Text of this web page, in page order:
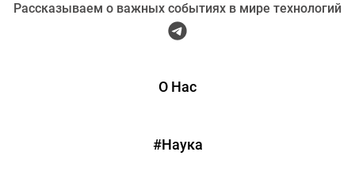
Рассказываем о важных событиях в мире технологий
О Нас
#Наука